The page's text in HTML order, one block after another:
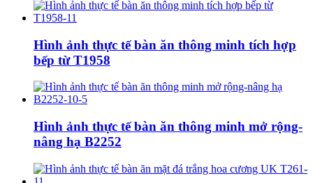
Hình ảnh thực tế bàn ăn thông minh tích hợp
bếp từ T1958
Hình ảnh thực tế bàn ăn thông minh mở rộng-
nâng hạ B2252